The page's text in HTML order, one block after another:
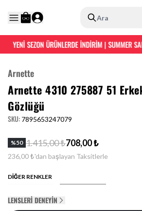
Ara
YENİ SEZON ÜRÜNLERDE İNDİRİM | SUMMER
Arnette
Arnette 4310 275887 51
Gözlüğü
SKU: 7895653247079
%50 1.415,00 ₺708,00 ₺
236,00 ₺'dan başlayan Taksitlerle
DİĞER RENKLER
LENSLERI DENEYIN